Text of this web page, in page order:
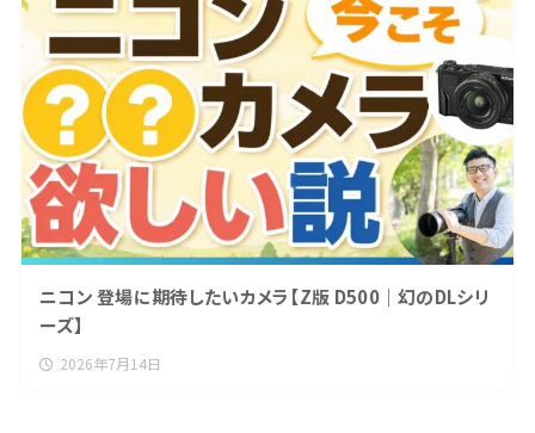
ニコン 登場に期待したいカメラ【Z版 D500｜幻のDLシリ
ーズ】
2026年7月14日